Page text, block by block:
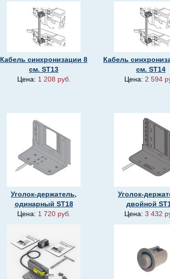
Кабель синхронизации 8
см. ST13
Цена: 1 208 руб.
Кабель
см. ST14
Цена: 2 594
Уголок-держатель,
одинарный SТ18
Цена: 1 720 руб.
Уголок-
двойной
Цена: 3 432